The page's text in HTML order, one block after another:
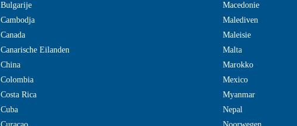
Bulgarije
Cambodja
Canada
Canarische Eilanden
China
Colombia
Costa Rica
Cuba
Macedonie
Malediven
Maleisie
Malta
Marokko
Mexico
Myanmar
Nepal